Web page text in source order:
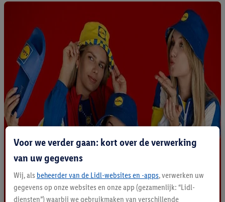
Voor we verder gaan: kort over de verwerking
van uw gegevens
Wij, als beheerder van de Lidl-websites en -apps, verwerken uw
gegevens op onze websites en onze app (gezamenlijk: “Lidl-
diensten”) waarbij we gebruikmaken van verschillende